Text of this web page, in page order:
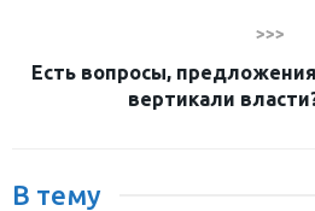
>>>
Есть вопросы,
вертикали
В тему